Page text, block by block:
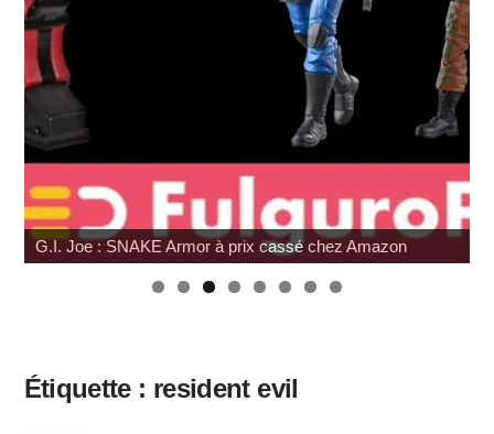
G.I. Joe : SNAKE Armor à prix cassé chez Amazon
Étiquette : resident evil